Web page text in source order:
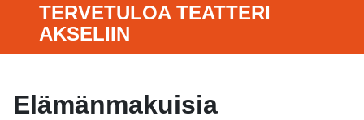
TERVETULOA TEATTERI
AKSELIIN
Elämänmakuisia